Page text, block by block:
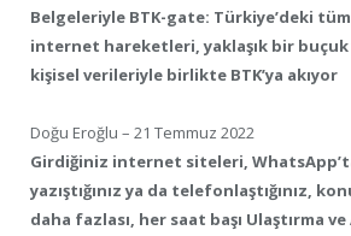
Belgeleriyle BTK-gate: Türkiye’deki tüm
internet hareketleri, yaklaşık bir buçuk
kişisel verileriyle birlikte BTK’ya akıyor
Doğu Eroğlu – 21 Temmuz 2022
Girdiğiniz internet siteleri,
yazıştığınız ya da telefonlaştığınız,
daha fazlası, her saat başı Ulaştırma ve